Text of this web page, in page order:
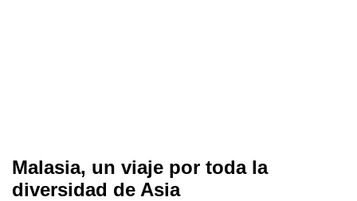
Malasia, un viaje por toda la
diversidad de Asia